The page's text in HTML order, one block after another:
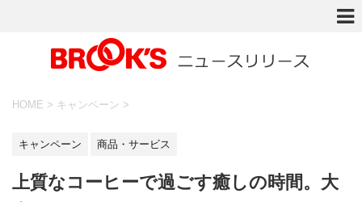
HOME > キャンペーン >
キャンペーン 商品・サービス
上質なコーヒーで過ごす癒しの時間。大